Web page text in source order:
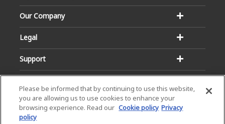
Our Company
Legal
Support
Please be informed that by continuing to use this website,
you are allowing us to use cookies to enhance your
browsing experience. Read our Cookie policy Privacy
policy